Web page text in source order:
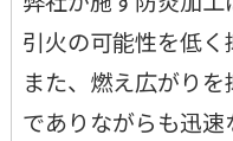
引火の可能性を低く
また、燃え広がり
でありながらも迅